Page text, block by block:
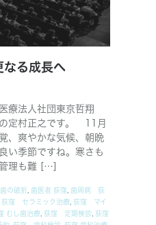
なる成長へ
療法人社団東京哲翔
定村正之です。 11月
、爽やかな気候、朝晩
い季節ですね。寒さも
理も難 […]
歯の破折 歯医者 荻窪
歯周病 荻
荻窪 セラミック治療 荻窪 マイ
むし歯治療 荻窪 定期検診 荻窪